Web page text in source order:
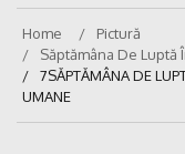
Home
Pictură
Săptămâna De Luptă
7SĂPTĂMÂNA DE
UMANE